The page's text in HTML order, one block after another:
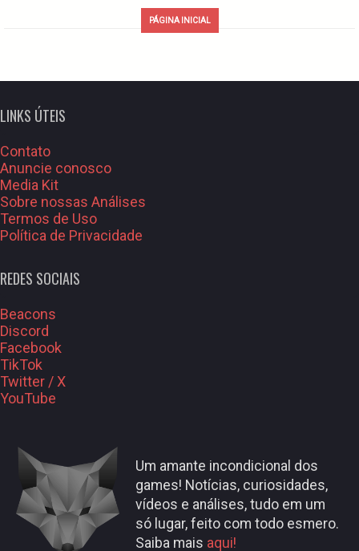
PÁGINA INICIAL
LINKS ÚTEIS
Contato
Anuncie conosco
Media Kit
Sobre nossas Análises
Termos de Uso
Política de Privacidade
REDES SOCIAIS
Beacons
Discord
Facebook
TikTok
Twitter / X
YouTube
Um amante incondicional dos
games! Notícias, curiosidades,
vídeos e análises, tudo em um
só lugar, feito com todo esmero.
Saiba mais aqui!